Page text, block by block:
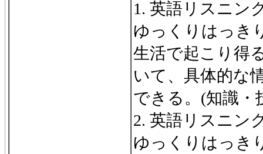
1. 英語リスニン
ゆっくりはっき
生活で起こり得
いて、具体的な
できる。(知識・
2. 英語リスニン
ゆっくりはっき